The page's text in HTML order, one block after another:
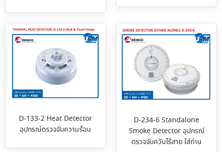
D-133-2 Heat Detector
อุปกรณ์ตรวจจับความร้อน
D-234-6 Standalone
Smoke Detector อุปกรณ์
ตรวจจับควันไร้สาย ใส่ถ่าน